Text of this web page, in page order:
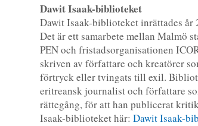
Dawit Isaak-biblioteket
Dawit Isaak-biblioteket inrättades
Det är ett samarbete mellan Malmö
PEN och fristadsorganisationen
skriven av författare och kreatörer
förtryck eller tvingats till exil.
eritreansk journalist och författare
rättegång, för att han publicerat
Isaak-biblioteket här: Dawit Isaak-